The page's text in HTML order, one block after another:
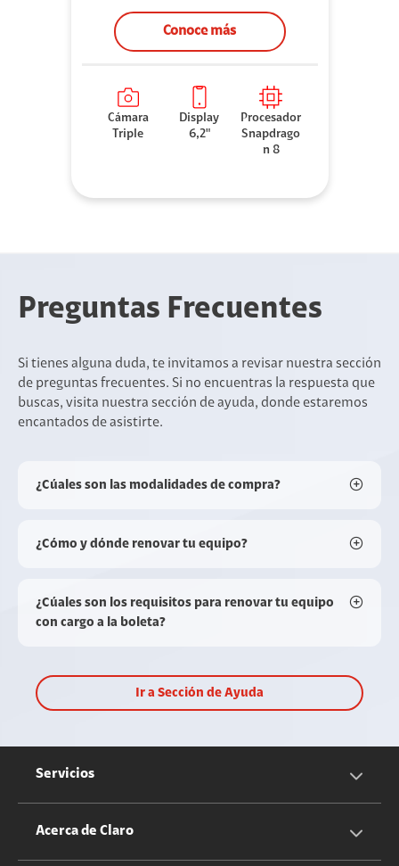
Conoce más
Cámara
Triple
Display
6,2"
Procesador
Snapdrago
n 8
Preguntas Frecuentes
Si tienes alguna duda, te invitamos a revisar nuestra sección
de preguntas frecuentes. Si no encuentras la respuesta que
buscas, visita nuestra sección de ayuda, donde estaremos
encantados de asistirte.
¿Cúales son las modalidades de compra?
¿Cómo y dónde renovar tu equipo?
¿Cúales son los requisitos para renovar tu equipo
con cargo a la boleta?
Ir a Sección de Ayuda
Servicios
Servicios Móviles
Acerca de Claro